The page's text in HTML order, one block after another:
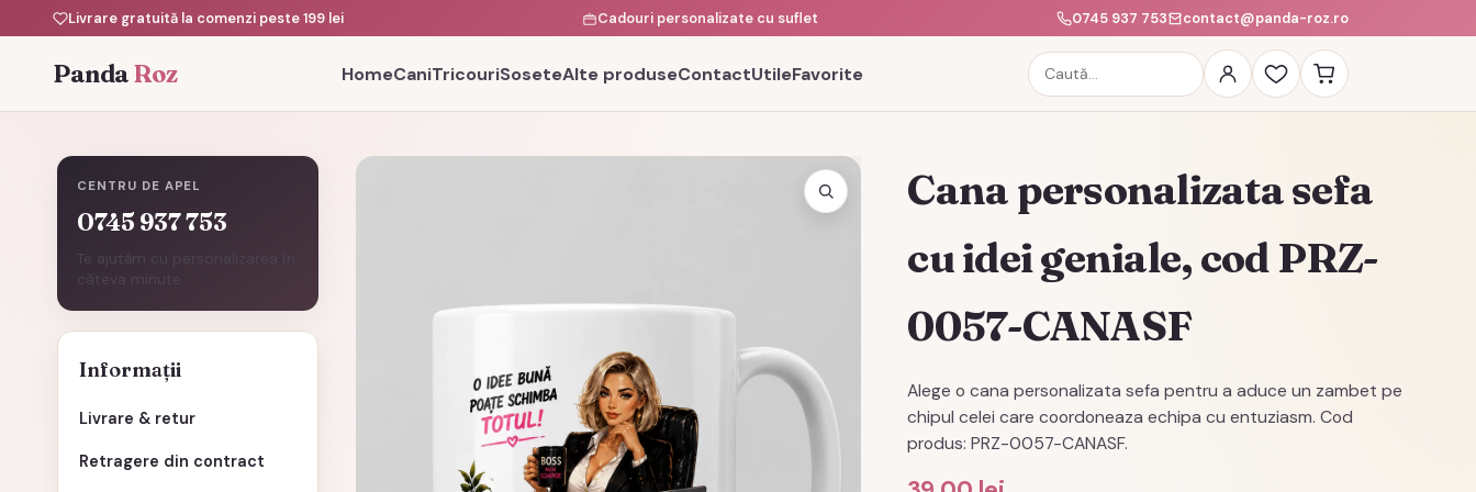
Livrare gratuită la comenzi peste 199 lei Cadouri personalizate cu suflet 0745 937 753 contact@panda-roz.ro
PandaRoz HomeCaniTricouriSoseteAlte produseContactUtileFavorite
Caută
produse
CENTRU DE APEL
0745 937 753
Te ajutăm cu personalizarea în
câteva minute.
Informații
Livrare & retur
Retragere din contract
Cana personalizata sefa
cu idei geniale, cod PRZ-
0057-CANASF
Alege o cana personalizata sefa pentru a aduce un zambet pe
chipul celei care coordoneaza echipa cu entuziasm. Cod
produs: PRZ-0057-CANASF.